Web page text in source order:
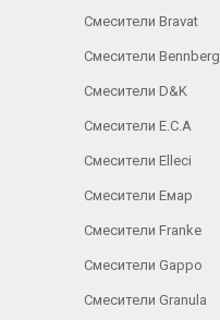
Смесители Bravat
Смесители Bennberg
Смесители D&K
Смесители E.C.A
Смесители Elleci
Смесители Емар
Смесители Franke
Смесители Gappo
Смесители Granula